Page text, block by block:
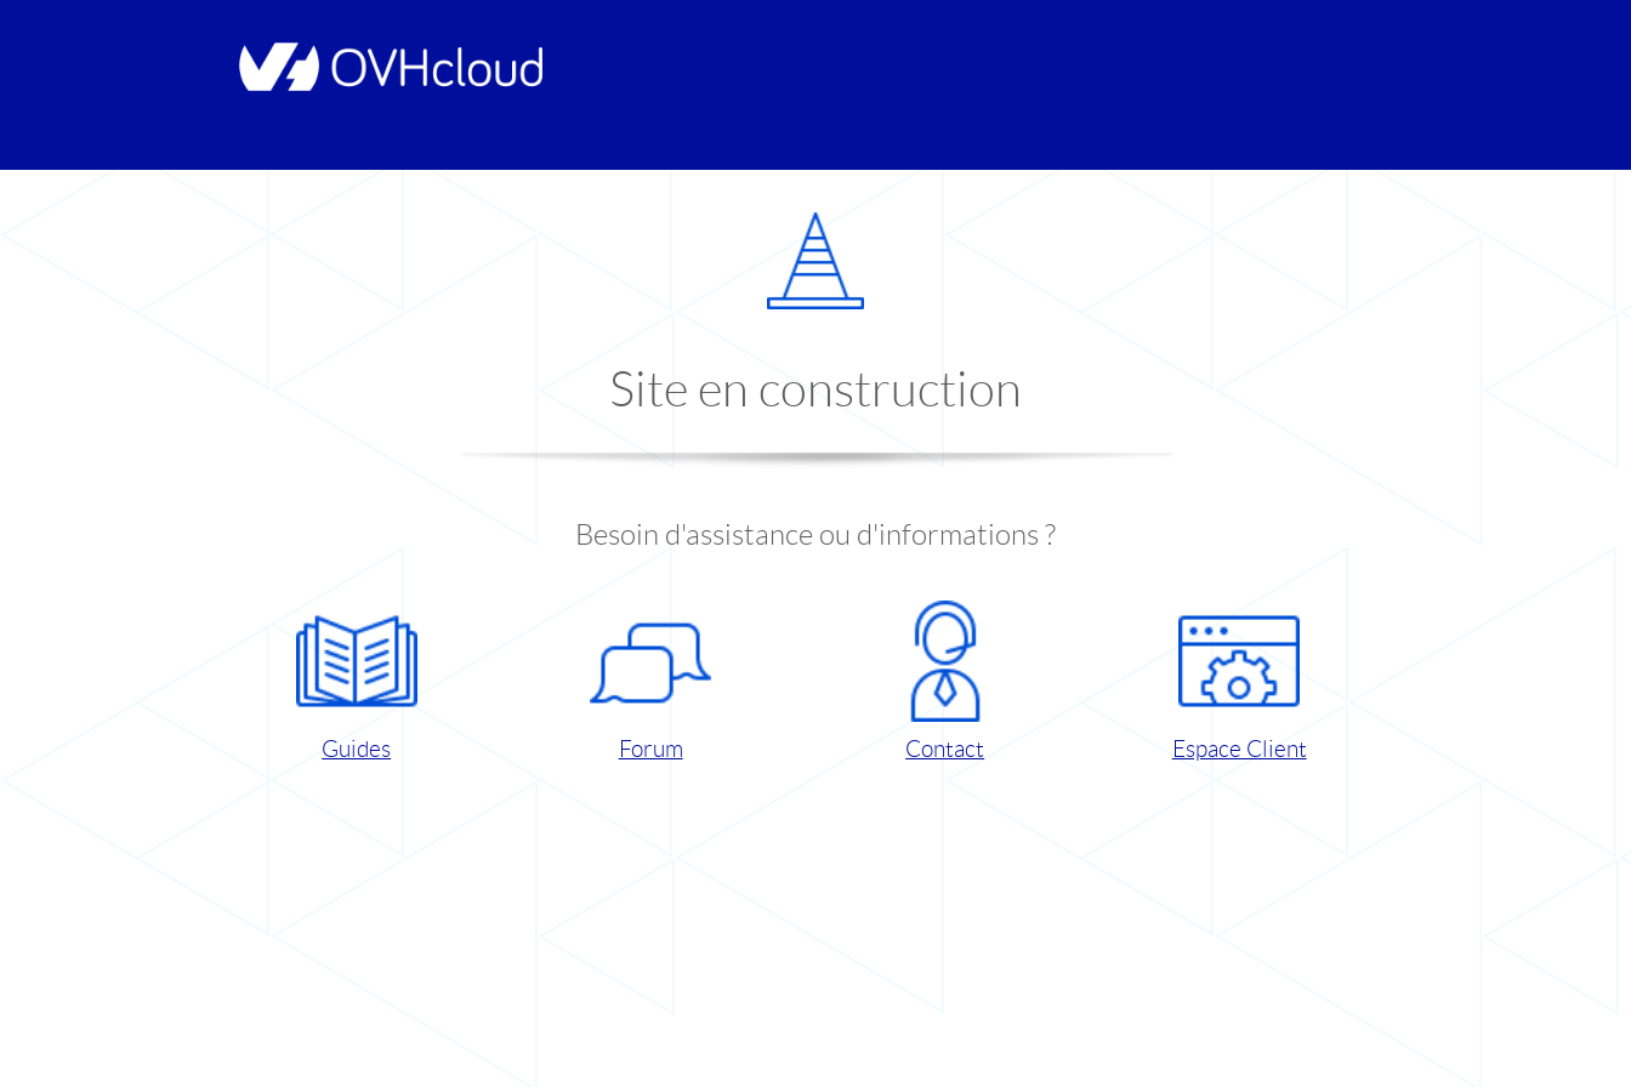
Site en construction
Besoin d'assistance ou d'informations ?
Guides Forum Contact Espace Client